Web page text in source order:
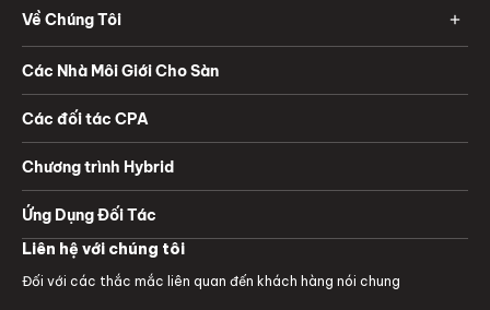
Liên hệ với chúng tôi
Đối với các thắc mắc liên quan đến khách hàng nói chung
Về Chúng Tôi
Các Nhà Môi Giới Cho Sàn
Các đối tác CPA
Chương trình Hybrid
Ứng Dụng Đối Tác